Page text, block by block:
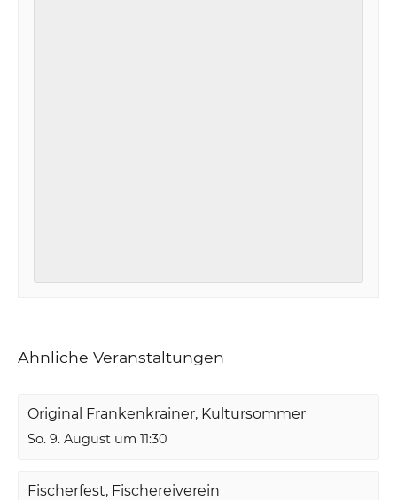
Ähnliche Veranstaltungen
Original Frankenkrainer, Kultursommer
So. 9. August um 11:30
Fischerfest, Fischereiverein